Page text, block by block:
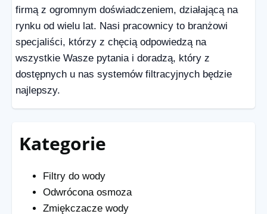
Kategorie
Filtry do wody
Odwrócona osmoza
Zmiękczacze wody
firmą z ogromnym doświadczeniem, działającą na
rynku od wielu lat. Nasi pracownicy to branżowi
specjaliści, którzy z chęcią odpowiedzą na
wszystkie Wasze pytania i doradzą, który z
dostępnych u nas systemów filtracyjnych będzie
najlepszy.